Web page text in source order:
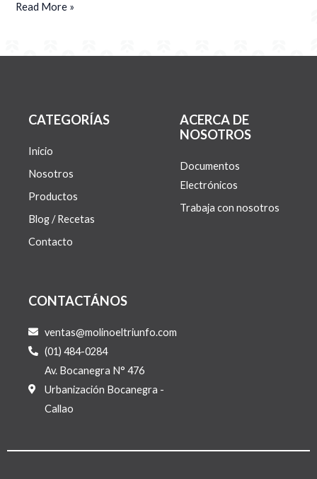
Read More »
CATEGORÍAS
Inicio
Nosotros
Productos
Blog / Recetas
Contacto
ACERCA DE
NOSOTROS
Documentos
Electrónicos
Trabaja con nosotros
CONTACTÁNOS
ventas@molinoeltriunfo.com
(01) 484-0284
Av. Bocanegra N° 476
Urbanización Bocanegra -
Callao